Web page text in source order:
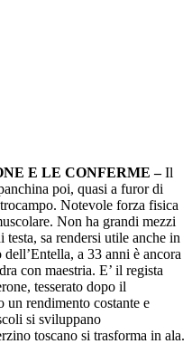
E LE CONFERME –Il
poi, quasi a furor di
Notevole forza fisica
Non ha grandi mezzi
sa rendersi utile anche in
a 33 anni è ancora
con maestria. E’ il regista
tesserato dopo il
rendimento costante e
si sviluppano
toscano si trasforma in ala.